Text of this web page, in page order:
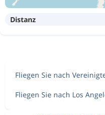
Distanz
Fliegen Sie nach
Fliegen Sie nach Los